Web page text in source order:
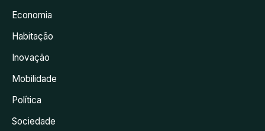
Economia
Habitação
Inovação
Mobilidade
Política
Sociedade